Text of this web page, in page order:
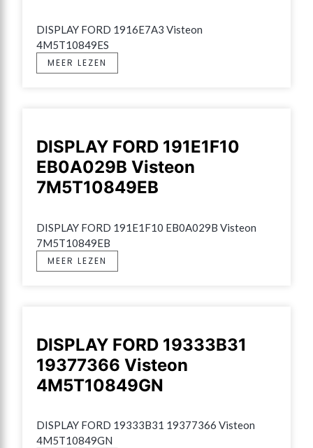
DISPLAY FORD 1916E7A3 Visteon
4M5T10849ES
MEER LEZEN
DISPLAY FORD 191E1F10
EB0A029B Visteon
7M5T10849EB
DISPLAY FORD 191E1F10 EB0A029B Visteon
7M5T10849EB
MEER LEZEN
DISPLAY FORD 19333B31
19377366 Visteon
4M5T10849GN
DISPLAY FORD 19333B31 19377366 Visteon
4M5T10849GN